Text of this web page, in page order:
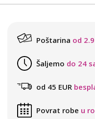
Poštarina od 2.9
Šaljemo do 24
od 45 EUR
Povrat robe u